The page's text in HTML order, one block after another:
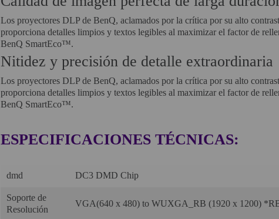
Los proyectores DLP de BenQ, aclamados por la crítica por su alto
proporciona detalles limpios y textos legibles al maximizar el factor de
BenQ SmartEco™.
Nitidez y precisión de detalle extraordinaria
Los proyectores DLP de BenQ, aclamados por la crítica por su alto
proporciona detalles limpios y textos legibles al maximizar el factor de
BenQ SmartEco™.
ESPECIFICACIONES TÉCNICAS:
dmd‎ DC3 DMD Chip‎
Soporte de
Resolución‎
VGA(640 x 480) to WUXGA_RB (1920 x 1200)